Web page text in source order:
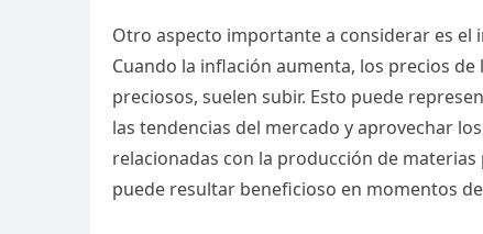
Otro aspecto importante a considerar es el
Cuando la inflación aumenta, los precios
preciosos, suelen subir. Esto puede
las tendencias del mercado y aprovechar
relacionadas con la producción de
puede resultar beneficioso en momentos